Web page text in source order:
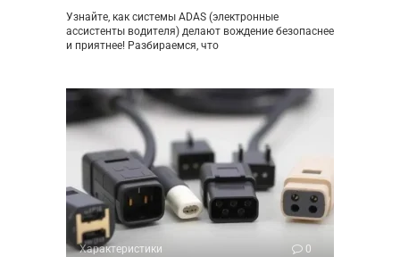
Узнайте, как системы ADAS (электронные
ассистенты водителя) делают вождение безопаснее
и приятнее! Разбираемся, что
Характеристики 0